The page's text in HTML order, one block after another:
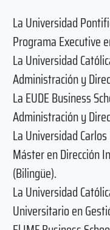
La Universidad
Programa Executive
La Universidad
Administración y
La EUDE Business
Administración y
La Universidad
Máster en Dirección
(Bilingüe).
La Universidad
Universitario en